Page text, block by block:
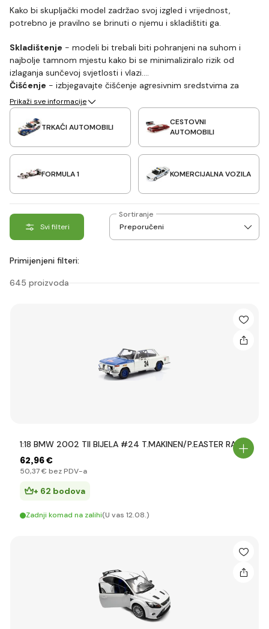
Kako bi skupljački model zadržao svoj izgled i vrijednost,
potrebno je pravilno se brinuti o njemu i skladištiti ga.
Skladištenje - modeli bi trebali biti pohranjeni na suhom i
najbolje tamnom mjestu kako bi se minimaliziralo rizik od
izlaganja sunčevoj svjetlosti i vlazi.
Čišćenje - izbjegavajte čišćenje agresivnim sredstvima za
čišćenje i čistite ih najbolje mekom krpom ili četkom, kako ne bi
došlo do oštećenja površine.
Popravci- ako dođe do oštećenja modela, postoji mnogo
specijalnih setova za popravke.
Prikaži sve informacije
TRKAĆI AUTOMOBILI
CESTOVNI
AUTOMOBILI
FORMULA 1 KOMERCIJALNA VOZILA
Svi filteri
Sortiranje
Primijenjeni filteri:
645 proizvoda
1:18 BMW 2002 TII BIJELA #24 T.MAKINEN/P.EASTER RAL
62,96 €
50,37 € bez PDV-a
+ 62 bodova
Zadnji komad na zalihi(U vas 12.08.)